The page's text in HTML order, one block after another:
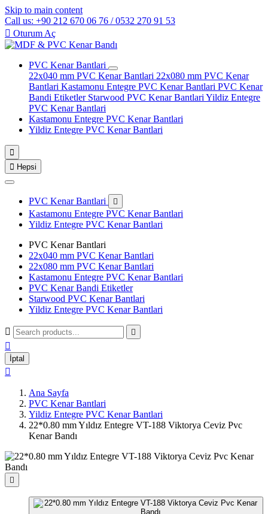
Skip to main content
Call us: +90 212 670 06 76 / 0532 270 91 53
 Oturum Aç
PVC Kenar Bantlari
22x040 mm PVC Kenar Bantlari 22x080 mm PVC Kenar
Bantlari Kastamonu Entegre PVC Kenar Bantlari PVC Kenar
Bandi Etiketler Starwood PVC Kenar Bantlari Yildiz Entegre
PVC Kenar Bantlari
Kastamonu Entegre PVC Kenar Bantlari
Yildiz Entegre PVC Kenar Bantlari

 Hepsi
PVC Kenar Bantlari 
Kastamonu Entegre PVC Kenar Bantlari
Yildiz Entegre PVC Kenar Bantlari
PVC Kenar Bantlari
22x040 mm PVC Kenar Bantlari
22x080 mm PVC Kenar Bantlari
Kastamonu Entegre PVC Kenar Bantlari
PVC Kenar Bandi Etiketler
Starwood PVC Kenar Bantlari
Yildiz Entegre PVC Kenar Bantlari
 

İptal

Ana Sayfa
PVC Kenar Bantlari
Yildiz Entegre PVC Kenar Bantlari
22*0.80 mm Yıldız Entegre VT-188 Viktorya Ceviz Pvc
Kenar Bandı
